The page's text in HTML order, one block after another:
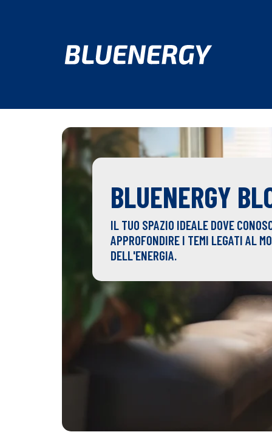
BLUENERGY
IL TUO SPAZIO IDEALE DOVE
APPROFONDIRE I TEMI LEGATI AL
DELL'ENERGIA.